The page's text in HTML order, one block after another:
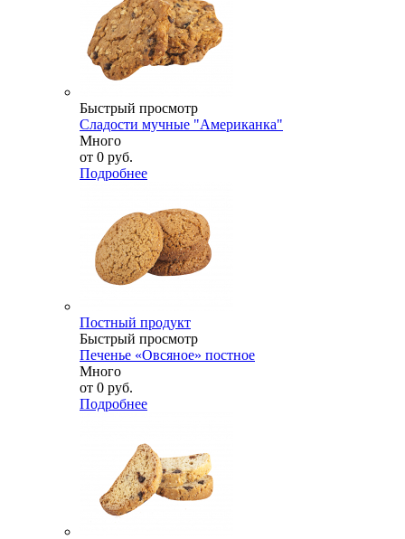
Быстрый просмотр
Сладости мучные "Американка"
Много
от 0 руб.
Подробнее
Постный продукт
Быстрый просмотр
Печенье «Овсяное» постное
Много
от 0 руб.
Подробнее